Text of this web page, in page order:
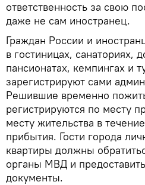
ответственность за свою
даже не сам иностранец.
Граждан России и
в гостиницах, санаториях,
пансионатах, кемпингах и
зарегистрируют сами
Решившие временно
регистрируются по месту
месту жительства в
прибытия. Гости города
квартиры должны
органы МВД и
документы.